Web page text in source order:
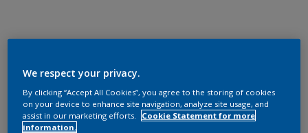
We respect your privacy.
By clicking “Accept All Cookies”, you agree to the storing of cookies
on your device to enhance site navigation, analyze site usage, and
assist in our marketing efforts.
Cookie Statement for more
information.